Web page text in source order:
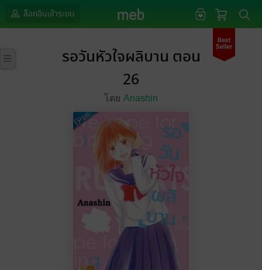
ล็อกอินเข้าระบบ
รอวันหัวใจผลิบาน ตอน
26
โดย Anashin